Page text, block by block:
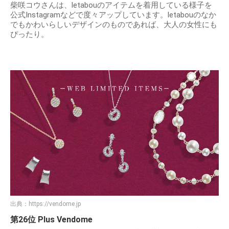
柴咲コウさんは、letabouのアイテムを着用している様子を
公式Instagramなどで度々アップしています。letabouのなか
でもかわいらしいデザインのものであれば、大人の女性にも
ぴったり。
出典： https://vendome.jp
第26位 Plus Vendome